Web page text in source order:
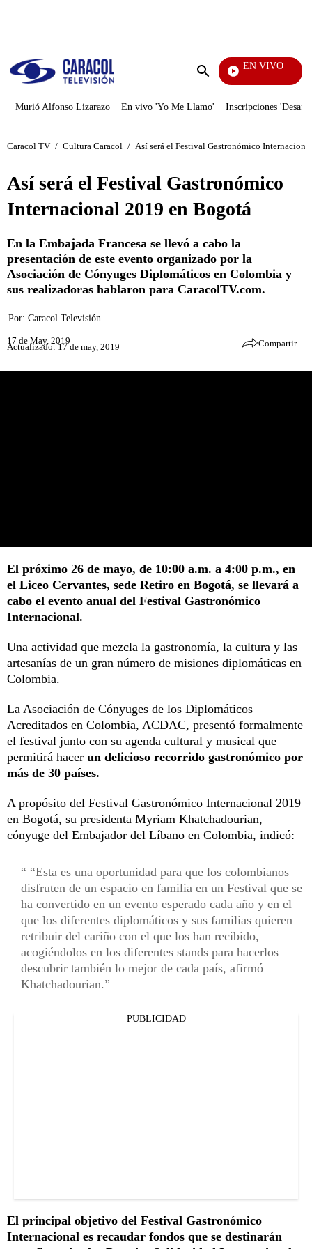
Enviar
EN VIVO
Televentas
Murió Alfonso Lizarazo En vivo 'Yo Me Llamo' Inscripciones
Caracol TV / Cultura Caracol / Así será el Festival Gastronómico
Así será el Festival Gastronómico
Internacional 2019 en Bogotá
En la Embajada Francesa se llevó a cabo la
presentación de este evento organizado por la
Asociación de Cónyuges Diplomáticos en Colombia y
sus realizadoras hablaron para CaracolTV.com.
Por: Caracol Televisión
17 de May, 2019
Actualizado: 17 de may, 2019 Compartir
El próximo 26 de mayo, de 10:00 a.m. a 4:00 p.m., en
el Liceo Cervantes, sede Retiro en Bogotá, se llevará a
cabo el evento anual del Festival Gastronómico
Internacional.
Una actividad que mezcla la gastronomía, la cultura y las
artesanías de un gran número de misiones diplomáticas en
Colombia.
La Asociación de Cónyuges de los Diplomáticos
Acreditados en Colombia, ACDAC, presentó formalmente
el festival junto con su agenda cultural y musical que
permitirá hacer un delicioso recorrido gastronómico por
más de 30 países.
A propósito del Festival Gastronómico Internacional 2019
en Bogotá, su presidenta Myriam Khatchadourian,
cónyuge del Embajador del Líbano en Colombia, indicó:
“Esta es una oportunidad para que los colombianos
disfruten de un espacio en familia en un Festival que se
ha convertido en un evento esperado cada año y en el
que los diferentes diplomáticos y sus familias quieren
retribuir del cariño con el que los han recibido,
acogiéndolos en los diferentes stands para hacerlos
descubrir también lo mejor de cada país, afirmó
Khatchadourian.
PUBLICIDAD
El principal objetivo del Festival Gastronómico
Internacional es recaudar fondos que se destinarán